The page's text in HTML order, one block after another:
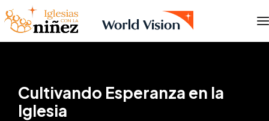
Cultivando Esperanza en la
Iglesia